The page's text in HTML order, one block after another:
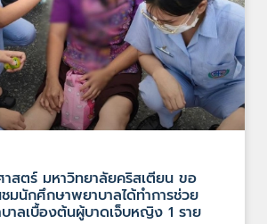
สตร์ มหาวิทยาลัยคริสเตียน ขอ
มนักศึกษาพยาบาลได้ทำการช่วย
าลเบื้องต้นผู้บาดเจ็บหญิง 1 ราย